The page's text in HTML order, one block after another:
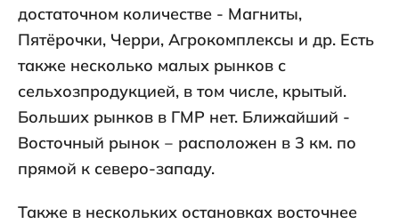
достаточном количестве - Магниты,
Пятёрочки, Черри, Агрокомплексы и др. Есть
также несколько малых рынков с
сельхозпродукцией, в том числе, крытый.
Больших рынков в ГМР нет. Ближайший -
Восточный рынок ‒ расположен в 3 км. по
прямой к северо-западу.
Также в нескольких остановках восточнее